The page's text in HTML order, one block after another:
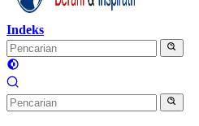
Indeks